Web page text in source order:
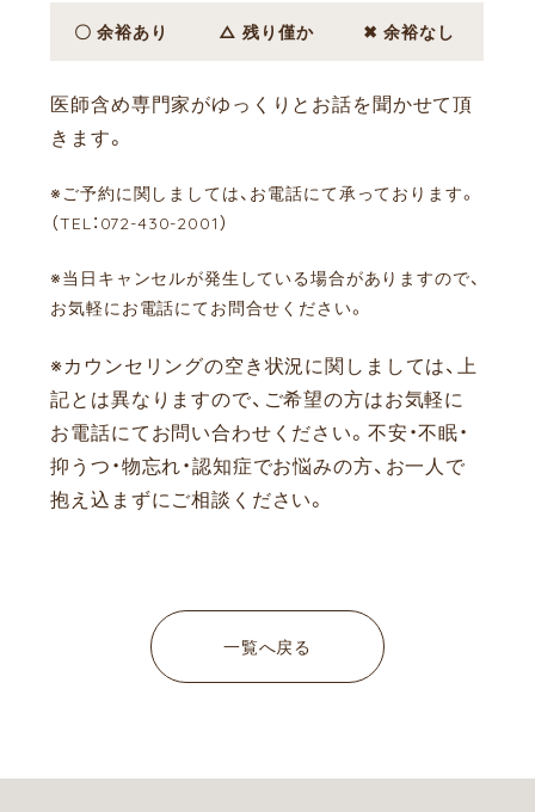
〇 余裕あり △ 残り僅か ✖ 余裕なし
医師含め専門家がゆっくりとお話を聞かせて頂
きます。
※ご予約に関しましては、お電話にて承っております。
（TEL：072-430-2001）
※当日キャンセルが発生している場合がありますので、
お気軽にお電話にてお問合せください。
※カウンセリングの空き状況に関しましては、上
記とは異なりますので、ご希望の方はお気軽に
お電話にてお問い合わせください。 不安・不眠・
抑うつ・物忘れ・認知症でお悩みの方、お一人で
抱え込まずにご相談ください。
一覧へ戻る